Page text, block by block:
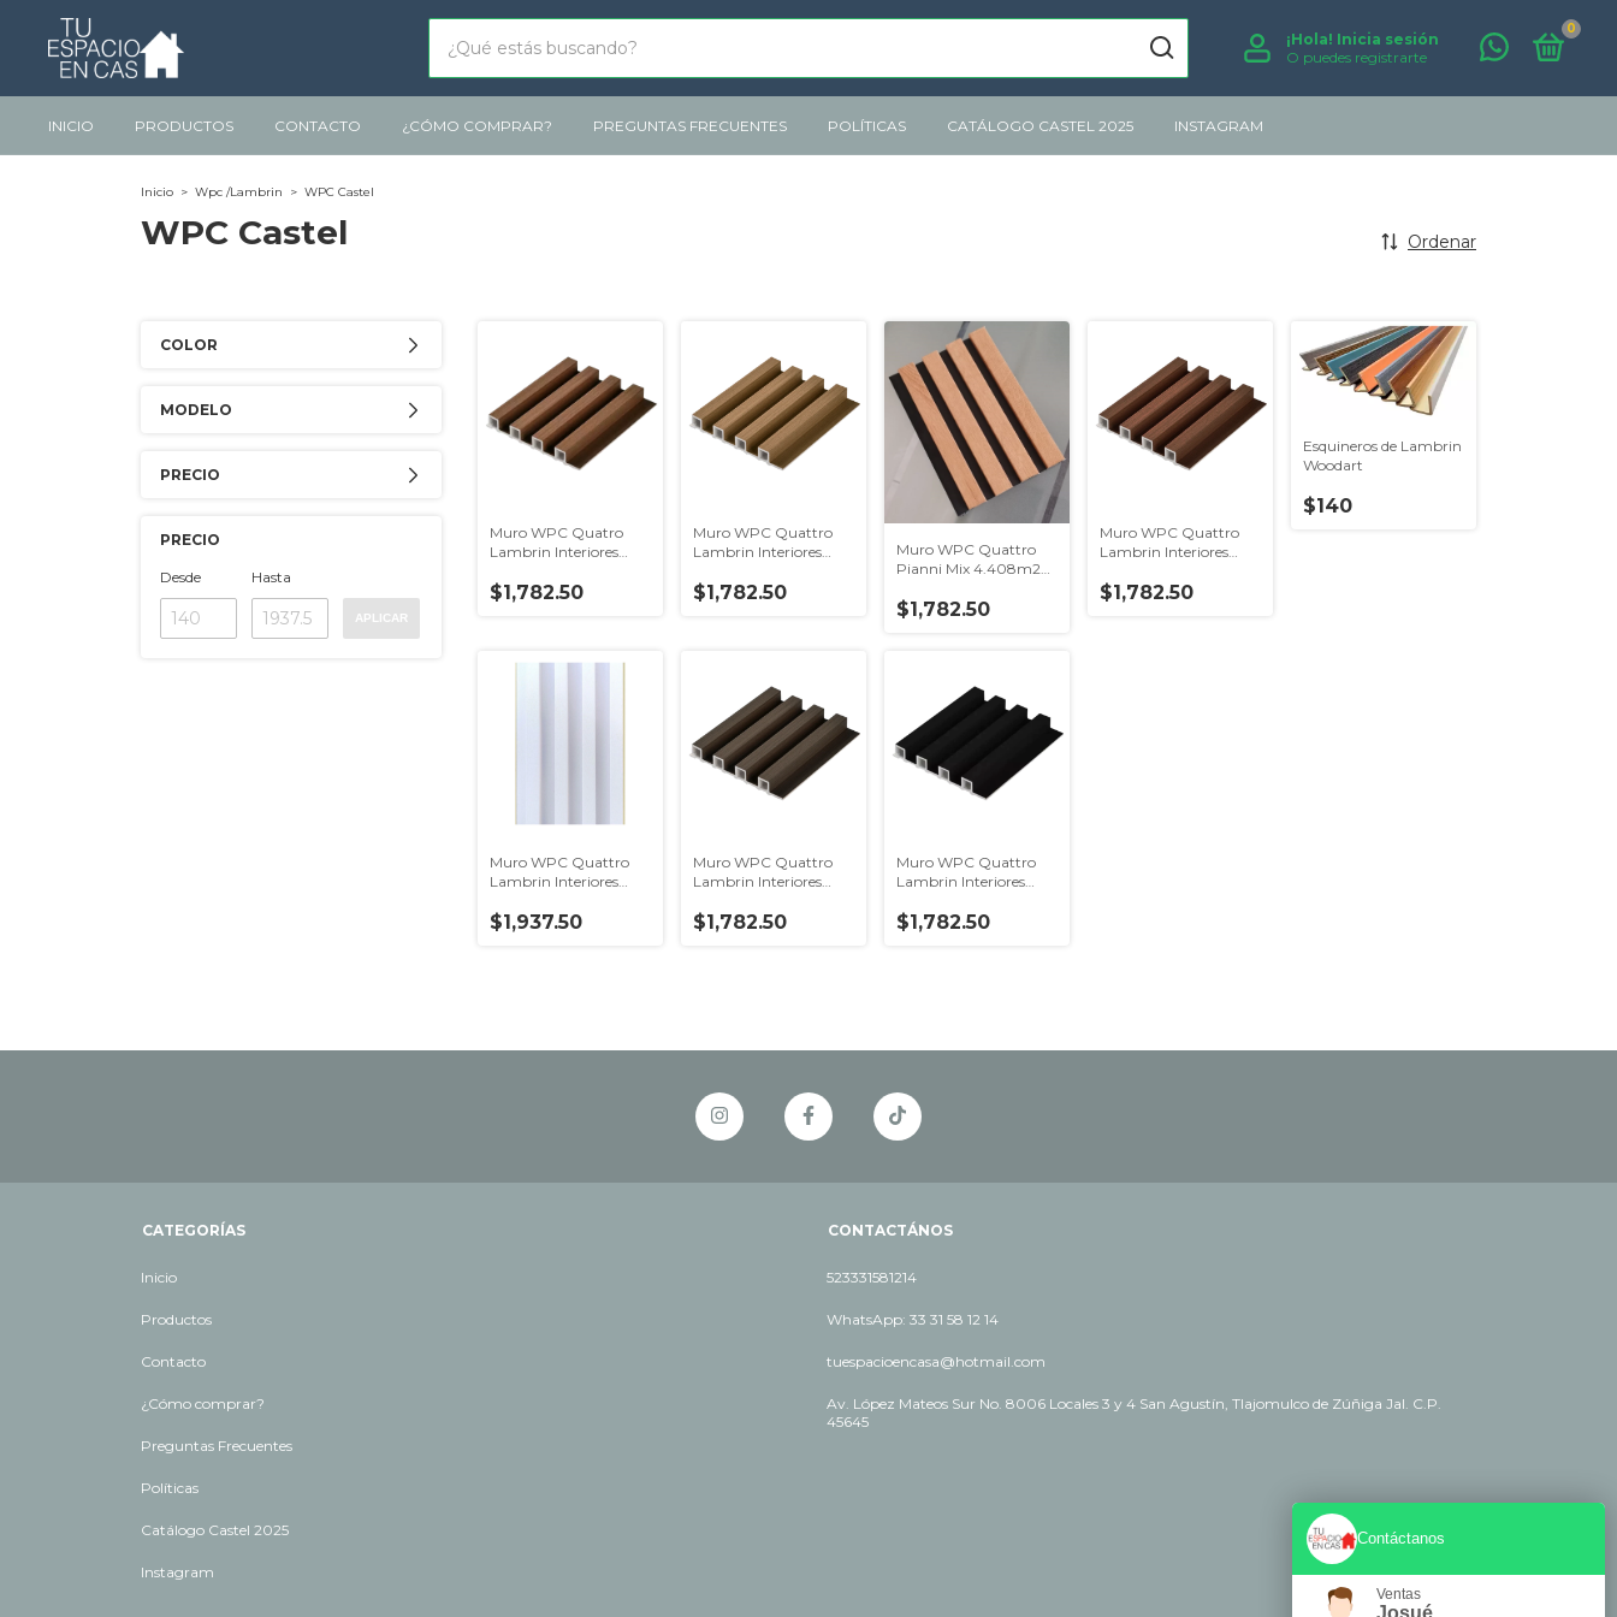
¡Hola! Inicia sesión
O puedes registrarte
0
INICIO PRODUCTOS CONTACTO ¿CÓMO COMPRAR? PREGUNTAS FRECUENTES POLÍTICAS CATÁLOGO CASTEL 2025 INSTAGRAM
Inicio > Wpc /Lambrin > WPC Castel
WPC Castel Ordenar
COLOR
MODELO
PRECIO
PRECIO
Desde Hasta
APLICAR
Muro WPC Quatro
Lambrin Interiores
$1,782.50
Muro WPC Quattro
Lambrin Interiores
$1,782.50
Muro WPC Quattro
Pianni Mix 4.408m2
$1,782.50
Muro WPC Quattro
Lambrin Interiores
$1,782.50
Esquineros de Lambrin
Woodart
$140
Muro WPC Quattro
Lambrin Interiores
$1,937.50
Muro WPC Quattro
Lambrin Interiores
$1,782.50
Muro WPC Quattro
Lambrin Interiores
$1,782.50
CATEGORÍAS
Inicio
Productos
Contacto
¿Cómo comprar?
Preguntas Frecuentes
Políticas
Catálogo Castel 2025
Instagram
CONTACTÁNOS
523331581214
WhatsApp: 33 31 58 12 14
tuespacioencasa@hotmail.com
Av. López Mateos Sur No. 8006 Locales 3 y 4 San Agustín, Tlajomulco de Zúñiga Jal. C.P.
45645
Contáctanos
Ventas